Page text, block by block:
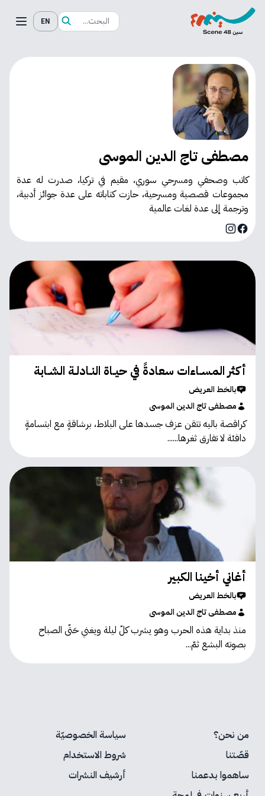
EN
مصطفى تاج الدين الموسى
كاتب وصحفي ومسرحي سوري، مقيم في تركيا، صدرت له عدة
مجموعات قصصية ومسرحية، حازت كتاباته على عدة جوائز أدبية،
وترجمة إلى عدة لغات عالمية
Facebook
Instagram
أكثر المسـاءات سعادةً في حيـاة النـادلـة الشـابة
بالخط العريض
مصطفى تاج الدين الموسى
كراقصة باليه تتقن عزف جسدها على البلاط، برشاقةٍ مع ابتسامةٍ
دافئة لا تفارق ثغرها......
أغاني أخينا الكبير
بالخط العريض
مصطفى تاج الدين الموسى
منذ بداية هذه الحرب وهو يشرب كلّ ليلة ويغني حَتّى الصباح
بصوته البشع ثمّ...
من نحن؟
سياسة الخصوصيّة
قصّتنا
شروط الاستخدام
ساهموا بدعمنا
أرشيف النشرات